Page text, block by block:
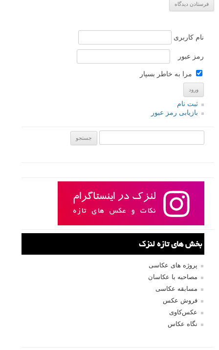
نام کاربری
رمز عبور
مرا به خاطر بسپار
ثبت نام
بازیابی رمز عبور
بخش های تازه لنزک
پروژه های عکاسی
مصاحبه با عکاسان
مسابقه عکاسی
فروش عکس
عکس‌کاوی
نگاه عکاس